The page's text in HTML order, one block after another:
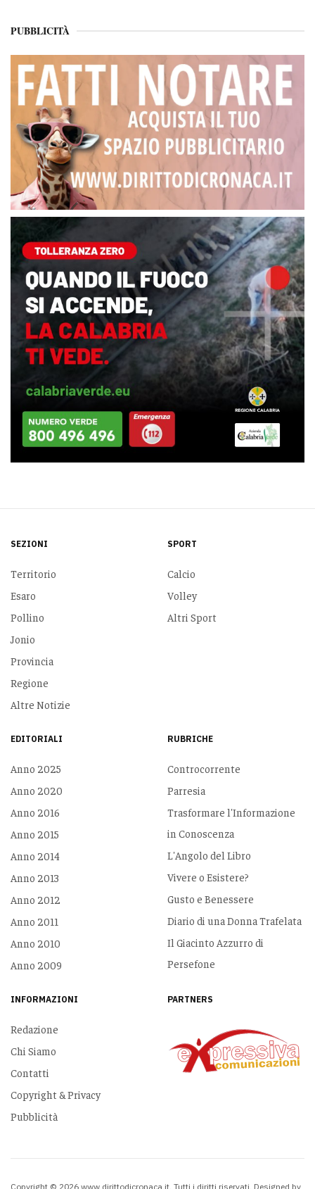
PUBBLICITÀ
SEZIONI
Territorio
Esaro
Pollino
Jonio
Provincia
Regione
Altre Notizie
SPORT
Calcio
Volley
Altri Sport
EDITORIALI
Anno 2025
Anno 2020
Anno 2016
Anno 2015
Anno 2014
Anno 2013
Anno 2012
Anno 2011
Anno 2010
Anno 2009
RUBRICHE
Controcorrente
Parresia
Trasformare l'Informazione
in Conoscenza
L'Angolo del Libro
Vivere o Esistere?
Gusto e Benessere
Diario di una Donna Trafelata
Il Giacinto Azzurro di
Persefone
INFORMAZIONI
Redazione
Chi Siamo
Contatti
Copyright & Privacy
Pubblicità
PARTNERS
Copyright © 2026 www.dirittodicronaca.it. Tutti i diritti riservati. Designed by